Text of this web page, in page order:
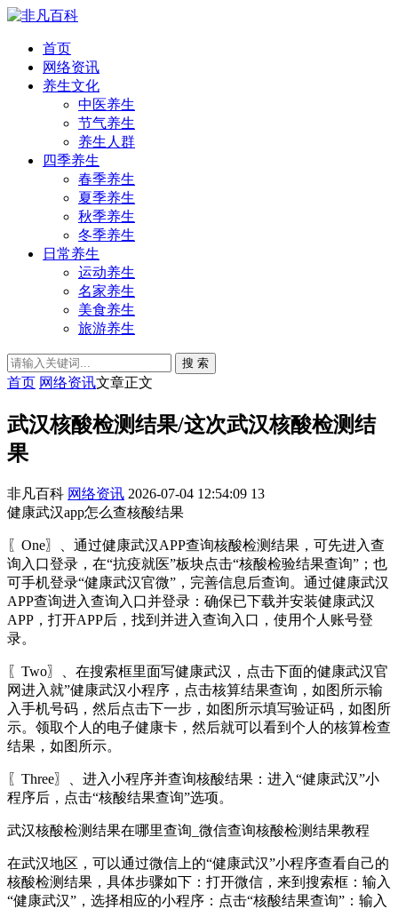
首页
网络资讯
养生文化
中医养生
节气养生
养生人群
四季养生
春季养生
夏季养生
秋季养生
冬季养生
日常养生
运动养生
名家养生
美食养生
旅游养生
搜 索
首页 网络资讯文章正文
武汉核酸检测结果/这次武汉核酸检测结
果
非凡百科 网络资讯 2026-07-04 12:54:09 13
健康武汉app怎么查核酸结果
〖One〗、通过健康武汉APP查询核酸检测结果，可先进入查
询入口登录，在“抗疫就医”板块点击“核酸检验结果查询”；也
可手机登录“健康武汉官微”，完善信息后查询。通过健康武汉
APP查询进入查询入口并登录：确保已下载并安装健康武汉
APP，打开APP后，找到并进入查询入口，使用个人账号登
录。
〖Two〗、在搜索框里面写健康武汉，点击下面的健康武汉官
网进入就”健康武汉小程序，点击核算结果查询，如图所示输
入手机号码，然后点击下一步，如图所示填写验证码，如图所
示。领取个人的电子健康卡，然后就可以看到个人的核算检查
结果，如图所示。
〖Three〗、进入小程序并查询核酸结果：进入“健康武汉”小
程序后，点击“核酸结果查询”选项。
武汉核酸检测结果在哪里查询_微信查询核酸检测结果教程
在武汉地区，可以通过微信上的“健康武汉”小程序查看自己的
核酸检测结果，具体步骤如下：打开微信，来到搜索框：输入
“健康武汉”，选择相应的小程序：点击“核酸结果查询”：输入